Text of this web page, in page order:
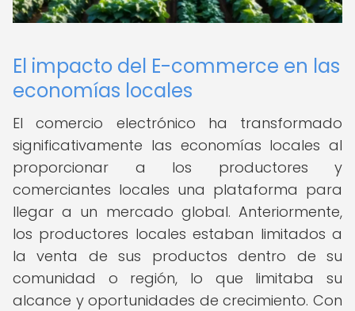
El impacto del E-commerce en las
economías locales
El comercio electrónico ha transformado
significativamente las economías locales al
proporcionar a los productores y
comerciantes locales una plataforma para
llegar a un mercado global. Anteriormente,
los productores locales estaban limitados a
la venta de sus productos dentro de su
comunidad o región, lo que limitaba su
alcance y oportunidades de crecimiento. Con